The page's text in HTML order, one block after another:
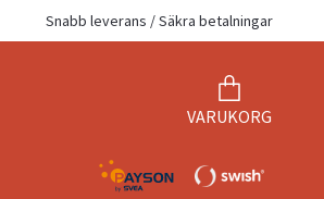
Snabb leverans / Säkra betalningar
VARUKORG